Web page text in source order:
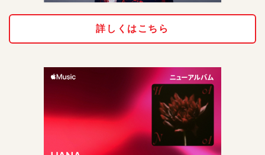
詳しくはこちら